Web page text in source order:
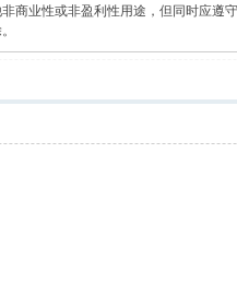
业性或非盈利性用途，但同时应遵